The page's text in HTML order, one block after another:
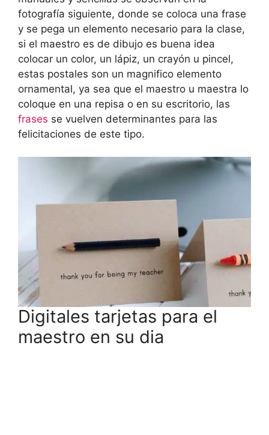
fotografía siguiente, donde se coloca una frase
y se pega un elemento necesario para la clase,
si el maestro es de dibujo es buena idea
colocar un color, un lápiz, un crayón u pincel,
estas postales son un magnifico elemento
ornamental, ya sea que el maestro u maestra lo
coloque en una repisa o en su escritorio, las
frases se vuelven determinantes para las
felicitaciones de este tipo.
Digitales tarjetas para el
maestro en su dia